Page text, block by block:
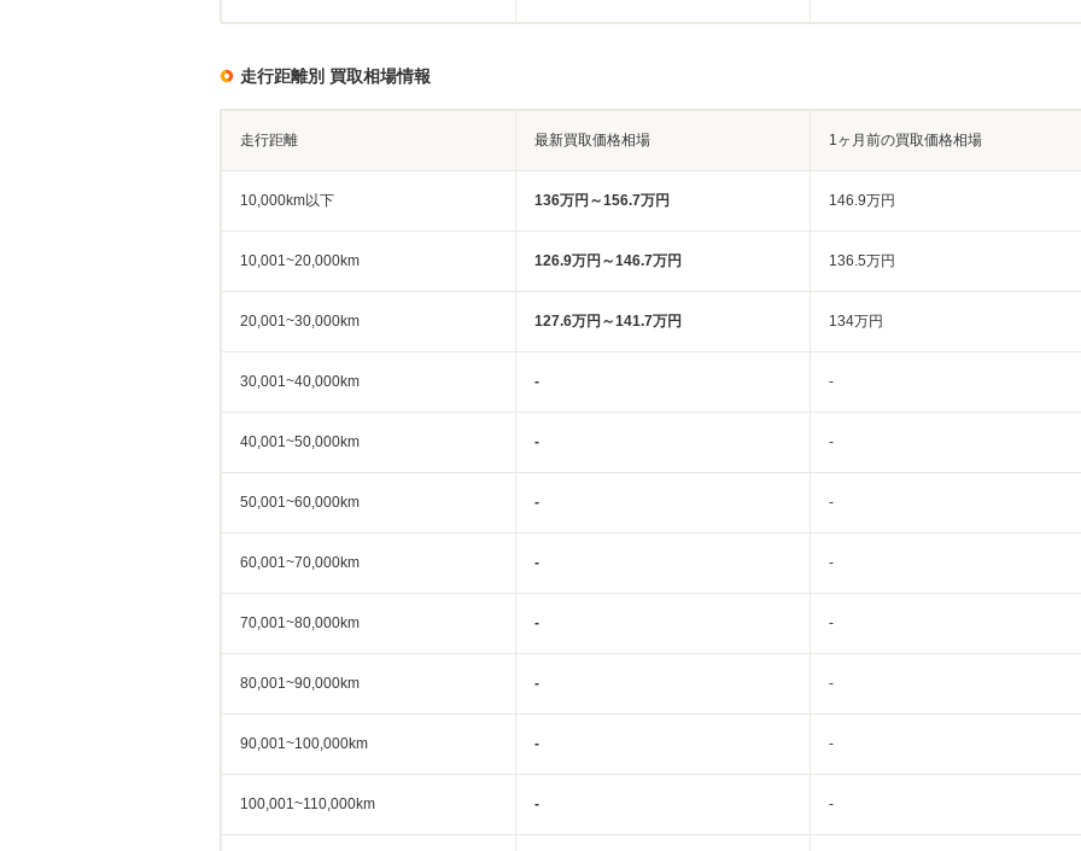
走行距離別 買取相場情報
走行距離 最新買取価格相場 1ヶ月前の買取価格相場
10,000km以下 136万円～156.7万円 146.9万円
10,001~20,000km 126.9万円～146.7万円 136.5万円
20,001~30,000km 127.6万円～141.7万円 134万円
30,001~40,000km - -
40,001~50,000km - -
50,001~60,000km - -
60,001~70,000km - -
70,001~80,000km - -
80,001~90,000km - -
90,001~100,000km - -
100,001~110,000km - -